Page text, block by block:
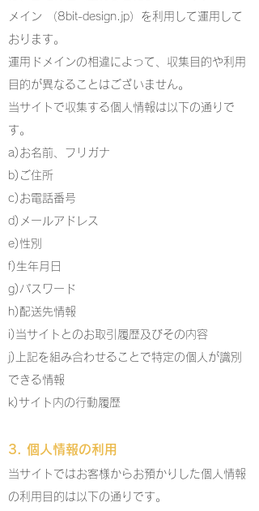
メイン （8bit-design.jp）を利用して運用して
おります。
運用ドメインの相違によって、収集目的や利用
目的が異なることはございません。
当サイトで収集する個人情報は以下の通りで
す。
a)お名前、フリガナ
b)ご住所
c)お電話番号
d)メールアドレス
e)性別
f)生年月日
g)パスワード
h)配送先情報
i)当サイトとのお取引履歴及びその内容
j)上記を組み合わせることで特定の個人が識別
できる情報
k)サイト内の行動履歴
3. 個人情報の利用
当サイトではお客様からお預かりした個人情報
の利用目的は以下の通りです。